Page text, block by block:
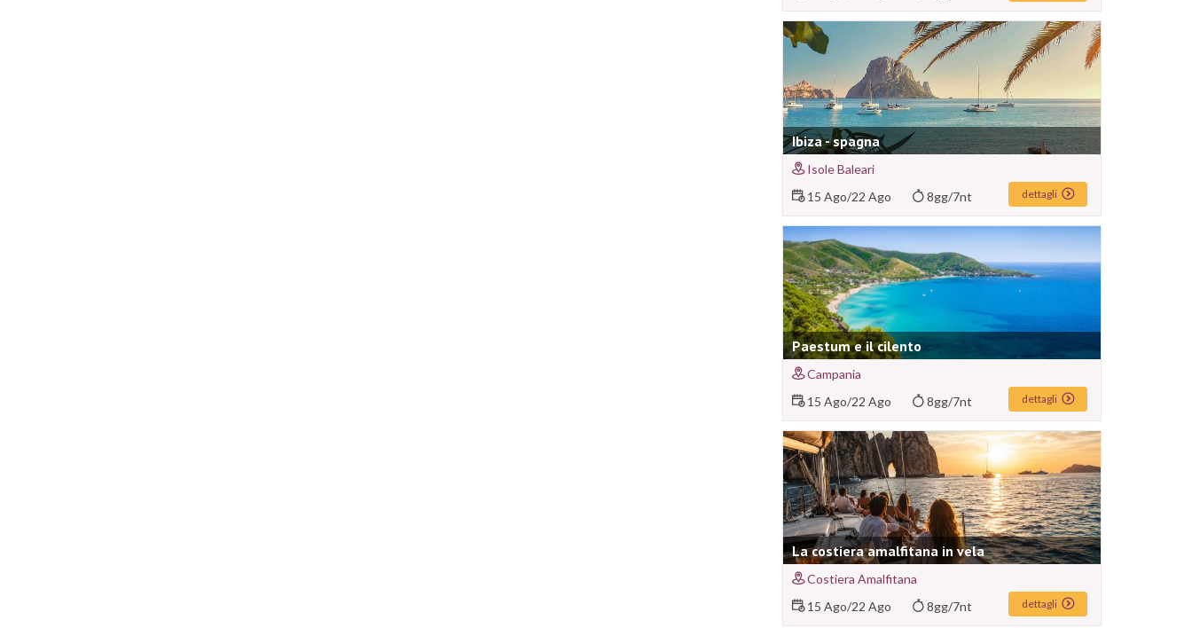
Ibiza - spagna
Isole Baleari
15 Ago/22 Ago 8gg/7nt dettagli
Paestum e il cilento
Campania
15 Ago/22 Ago 8gg/7nt dettagli
La costiera amalfitana in vela
Costiera Amalfitana
15 Ago/22 Ago 8gg/7nt dettagli